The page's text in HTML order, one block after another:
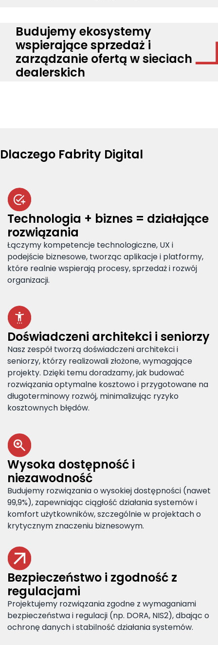
Budujemy ekosystemy
wspierające sprzedaż i
zarządzanie ofertą w sieciach
dealerskich
Dlaczego Fabrity Digital
Technologia + biznes = działające
rozwiązania
Łączymy kompetencje technologiczne, UX i
podejście biznesowe, tworząc aplikacje i platformy,
które realnie wspierają procesy, sprzedaż i rozwój
organizacji.
Doświadczeni architekci i seniorzy
Nasz zespół tworzą doświadczeni architekci i
seniorzy, którzy realizowali złożone, wymagające
projekty. Dzięki temu doradzamy, jak budować
rozwiązania optymalne kosztowo i przygotowane na
długoterminowy rozwój, minimalizując ryzyko
kosztownych błędów.
Wysoka dostępność i
niezawodność
Budujemy rozwiązania o wysokiej dostępności (nawet
99,9%), zapewniając ciągłość działania systemów i
komfort użytkowników, szczególnie w projektach o
krytycznym znaczeniu biznesowym.
Bezpieczeństwo i zgodność z
regulacjami
Projektujemy rozwiązania zgodne z wymaganiami
bezpieczeństwa i regulacji (np. DORA, NIS2), dbając o
ochronę danych i stabilność działania systemów.